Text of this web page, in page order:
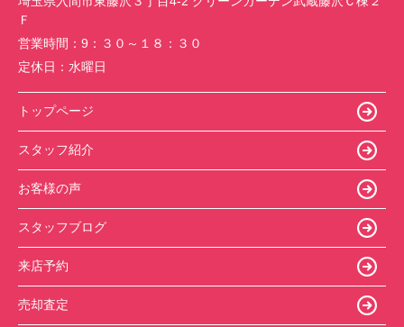
Ｆ
営業時間： 9：３０～１８：３０
定休日： 水曜日
トップページ
スタッフ紹介
お客様の声
スタッフブログ
来店予約
売却査定